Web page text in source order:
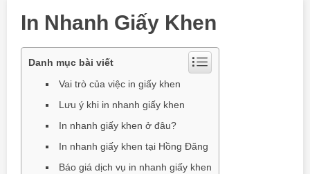
In Nhanh Giấy Khen
Danh mục bài viết
Vai trò của việc in giấy khen
Lưu ý khi in nhanh giấy khen
In nhanh giấy khen ở đâu?
In nhanh giấy khen tại Hồng Đăng
Báo giá dịch vụ in nhanh giấy khen